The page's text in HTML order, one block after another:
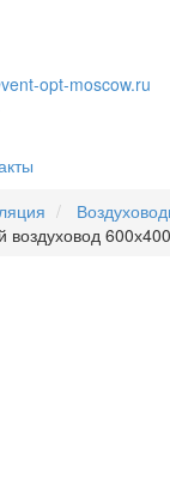
opt-moscow.ru
воздуховод